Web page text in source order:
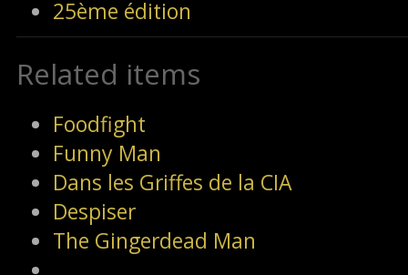
25ème édition
Related items
Foodfight
Funny Man
Dans les Griffes de la CIA
Despiser
The Gingerdead Man